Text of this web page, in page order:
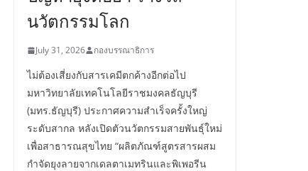
นวัตกรรมโลก
July 31, 2026 กองบรรณาธิการ
ไม่ต้องเสี่ยงกับสารเคมีตกค้างอีกต่อไป
มหาวิทยาลัยเทคโนโลยีราชมงคลธัญบุรี
(มทร.ธัญบุรี) ประกาศความสำเร็จครั้งใหญ่
ระดับสากล หลังเปิดตัวนวัตกรรมสายพันธุ์ใหม่
เพื่อสาธารณสุขไทย “ผลิตภัณฑ์สูตรสารผสม
กำจัดยุงลายจากเดลตาเมทรินและพิเพอรีน